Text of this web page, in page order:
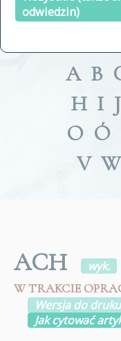
odwiedzin)
A B
H I J
O Ó
V W
ACH
wyk.
W TRAKCIE
Wersja do druku
Jak cytować